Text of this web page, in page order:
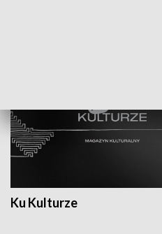
Ku Kulturze